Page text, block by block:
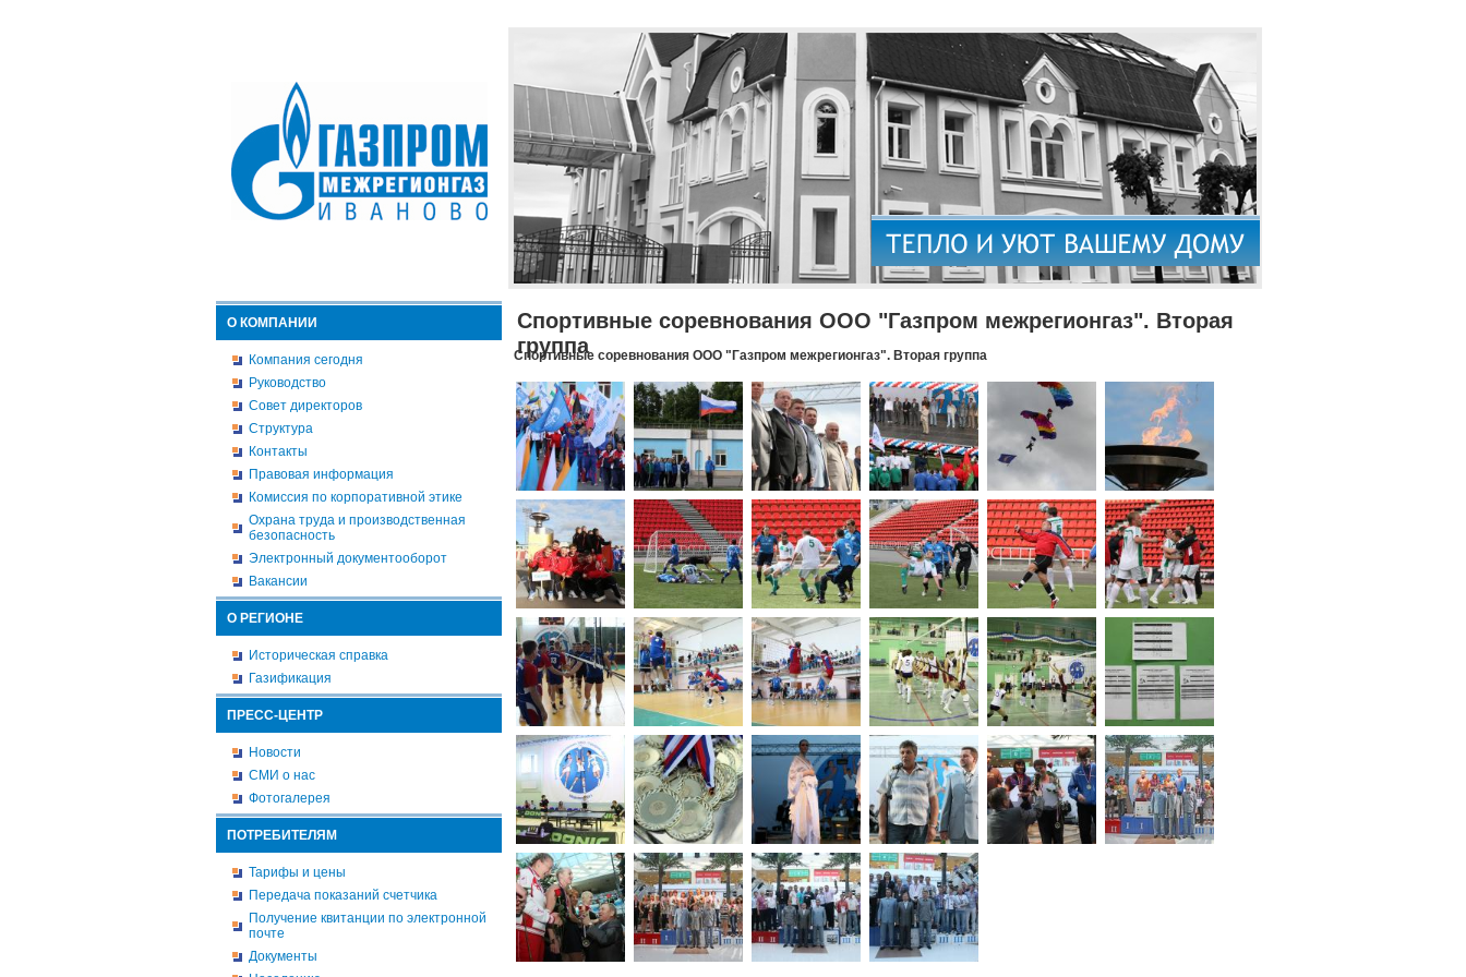
О КОМПАНИИ
Компания сегодня
Руководство
Совет директоров
Структура
Контакты
Правовая информация
Комиссия по корпоративной этике
Охрана труда и производственная
безопасность
Электронный документооборот
Вакансии
О РЕГИОНЕ
Историческая справка
Газификация
ПРЕСС-ЦЕНТР
Новости
СМИ о нас
Фотогалерея
ПОТРЕБИТЕЛЯМ
Тарифы и цены
Передача показаний счетчика
Получение квитанции по электронной
почте
Документы
Спортивные соревнования ООО "Газпром межрегионгаз". Вторая
группа
Спортивные соревнования ООО "Газпром межрегионгаз". Вторая группа